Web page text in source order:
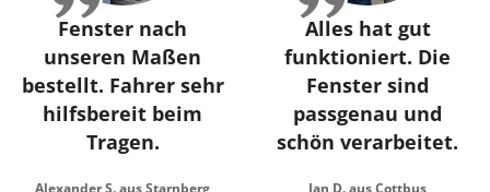
Fenster nach
unseren Maßen
bestellt. Fahrer sehr
hilfsbereit beim
Tragen.
Alexander S. aus Starnberg
Alles hat gut
funktioniert. Die
Fenster sind
passgenau und
schön verarbeitet.
Jan D. aus Cottbus